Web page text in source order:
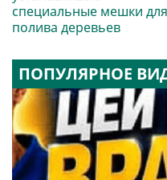
специальные мешки для
полива деревьев
ПОПУЛЯРНОЕ